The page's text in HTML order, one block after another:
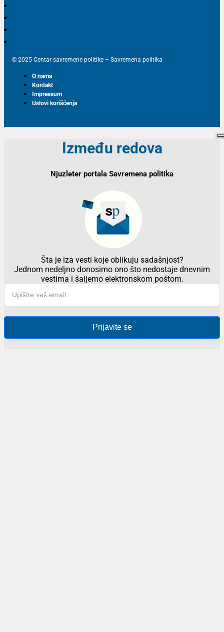
© 2025 Centar savremene politike – Savremena politika
O nama
Kontakt
Impressum
Uslovi korišćenja
Između redova
Njuzleter portala Savremena politika
Šta je iza vesti koje oblikuju sadašnjost?
Jednom nedeljno donosimo ono što nedostaje dnevnim
vestima i šaljemo elektronskom poštom.
Prijavite se